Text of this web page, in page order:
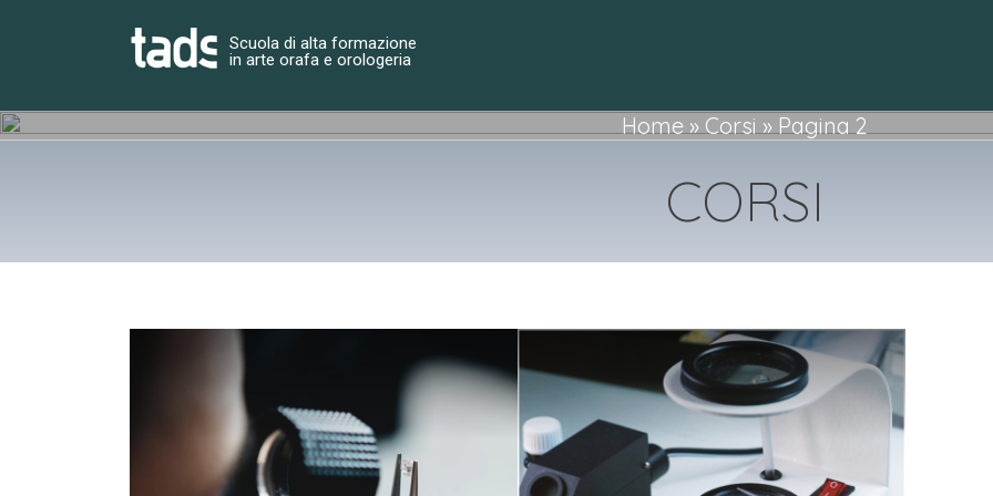
Scuola di alta formazione
in arte orafa e orologeria
Home » Corsi » Pagina 2
CORSI